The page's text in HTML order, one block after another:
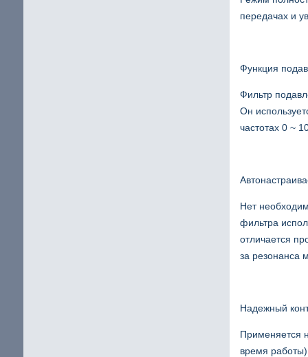
передачах и
Функция
Фильтр
Он
частотах 0 ~
Нет
фильтра
отличается
за резонанса
Надежный
Применяется
время